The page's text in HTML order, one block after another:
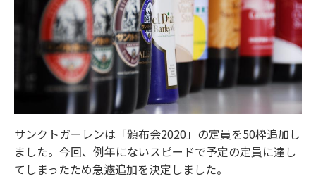
サンクトガーレンは「頒布会2020」の定員を50枠追加し
ました。今回、例年にないスピードで予定の定員に達し
てしまったため急遽追加を決定しました。